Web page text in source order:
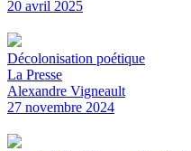
20 avril 2025
Décolonisation poétique
La Presse
Alexandre Vigneault
27 novembre 2024